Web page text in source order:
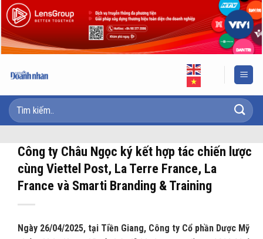
Skip
to
content
Công ty Châu Ngọc ký kết hợp tác chiến lược
cùng Viettel Post, La Terre France, La
France và Smarti Branding & Training
Ngày 26/04/2025, tại Tiền Giang, Công ty Cổ phần Dược Mỹ